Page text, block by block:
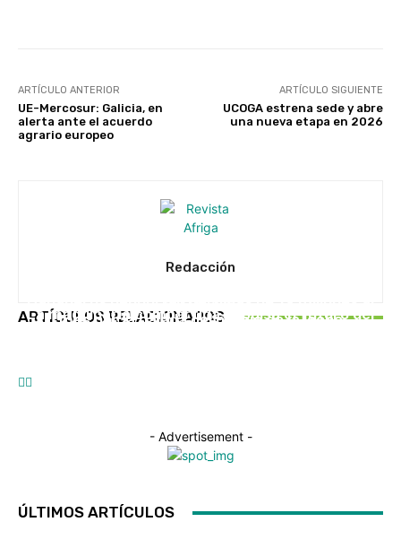
ARTÍCULO ANTERIOR
UE-Mercosur: Galicia, en
alerta ante el acuerdo
agrario europeo
ARTÍCULO SIGUIENTE
UCOGA estrena sede y abre
una nueva etapa en 2026
Redacción
ARTÍCULOS RELACIONADOS
mes por la bajada del precio de la leche
La maquinaria compartida impulsa el futuro del
Caixa Rural Galega impulsa Saberes do Monte
- Advertisement -
ÚLTIMOS ARTÍCULOS